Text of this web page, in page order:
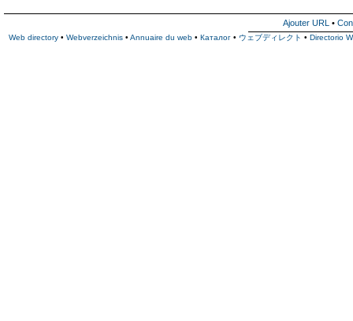
Ajouter URL •
Web directory • Webverzeichnis • Annuaire du web • Каталог • ウェブディレクト • Directorio